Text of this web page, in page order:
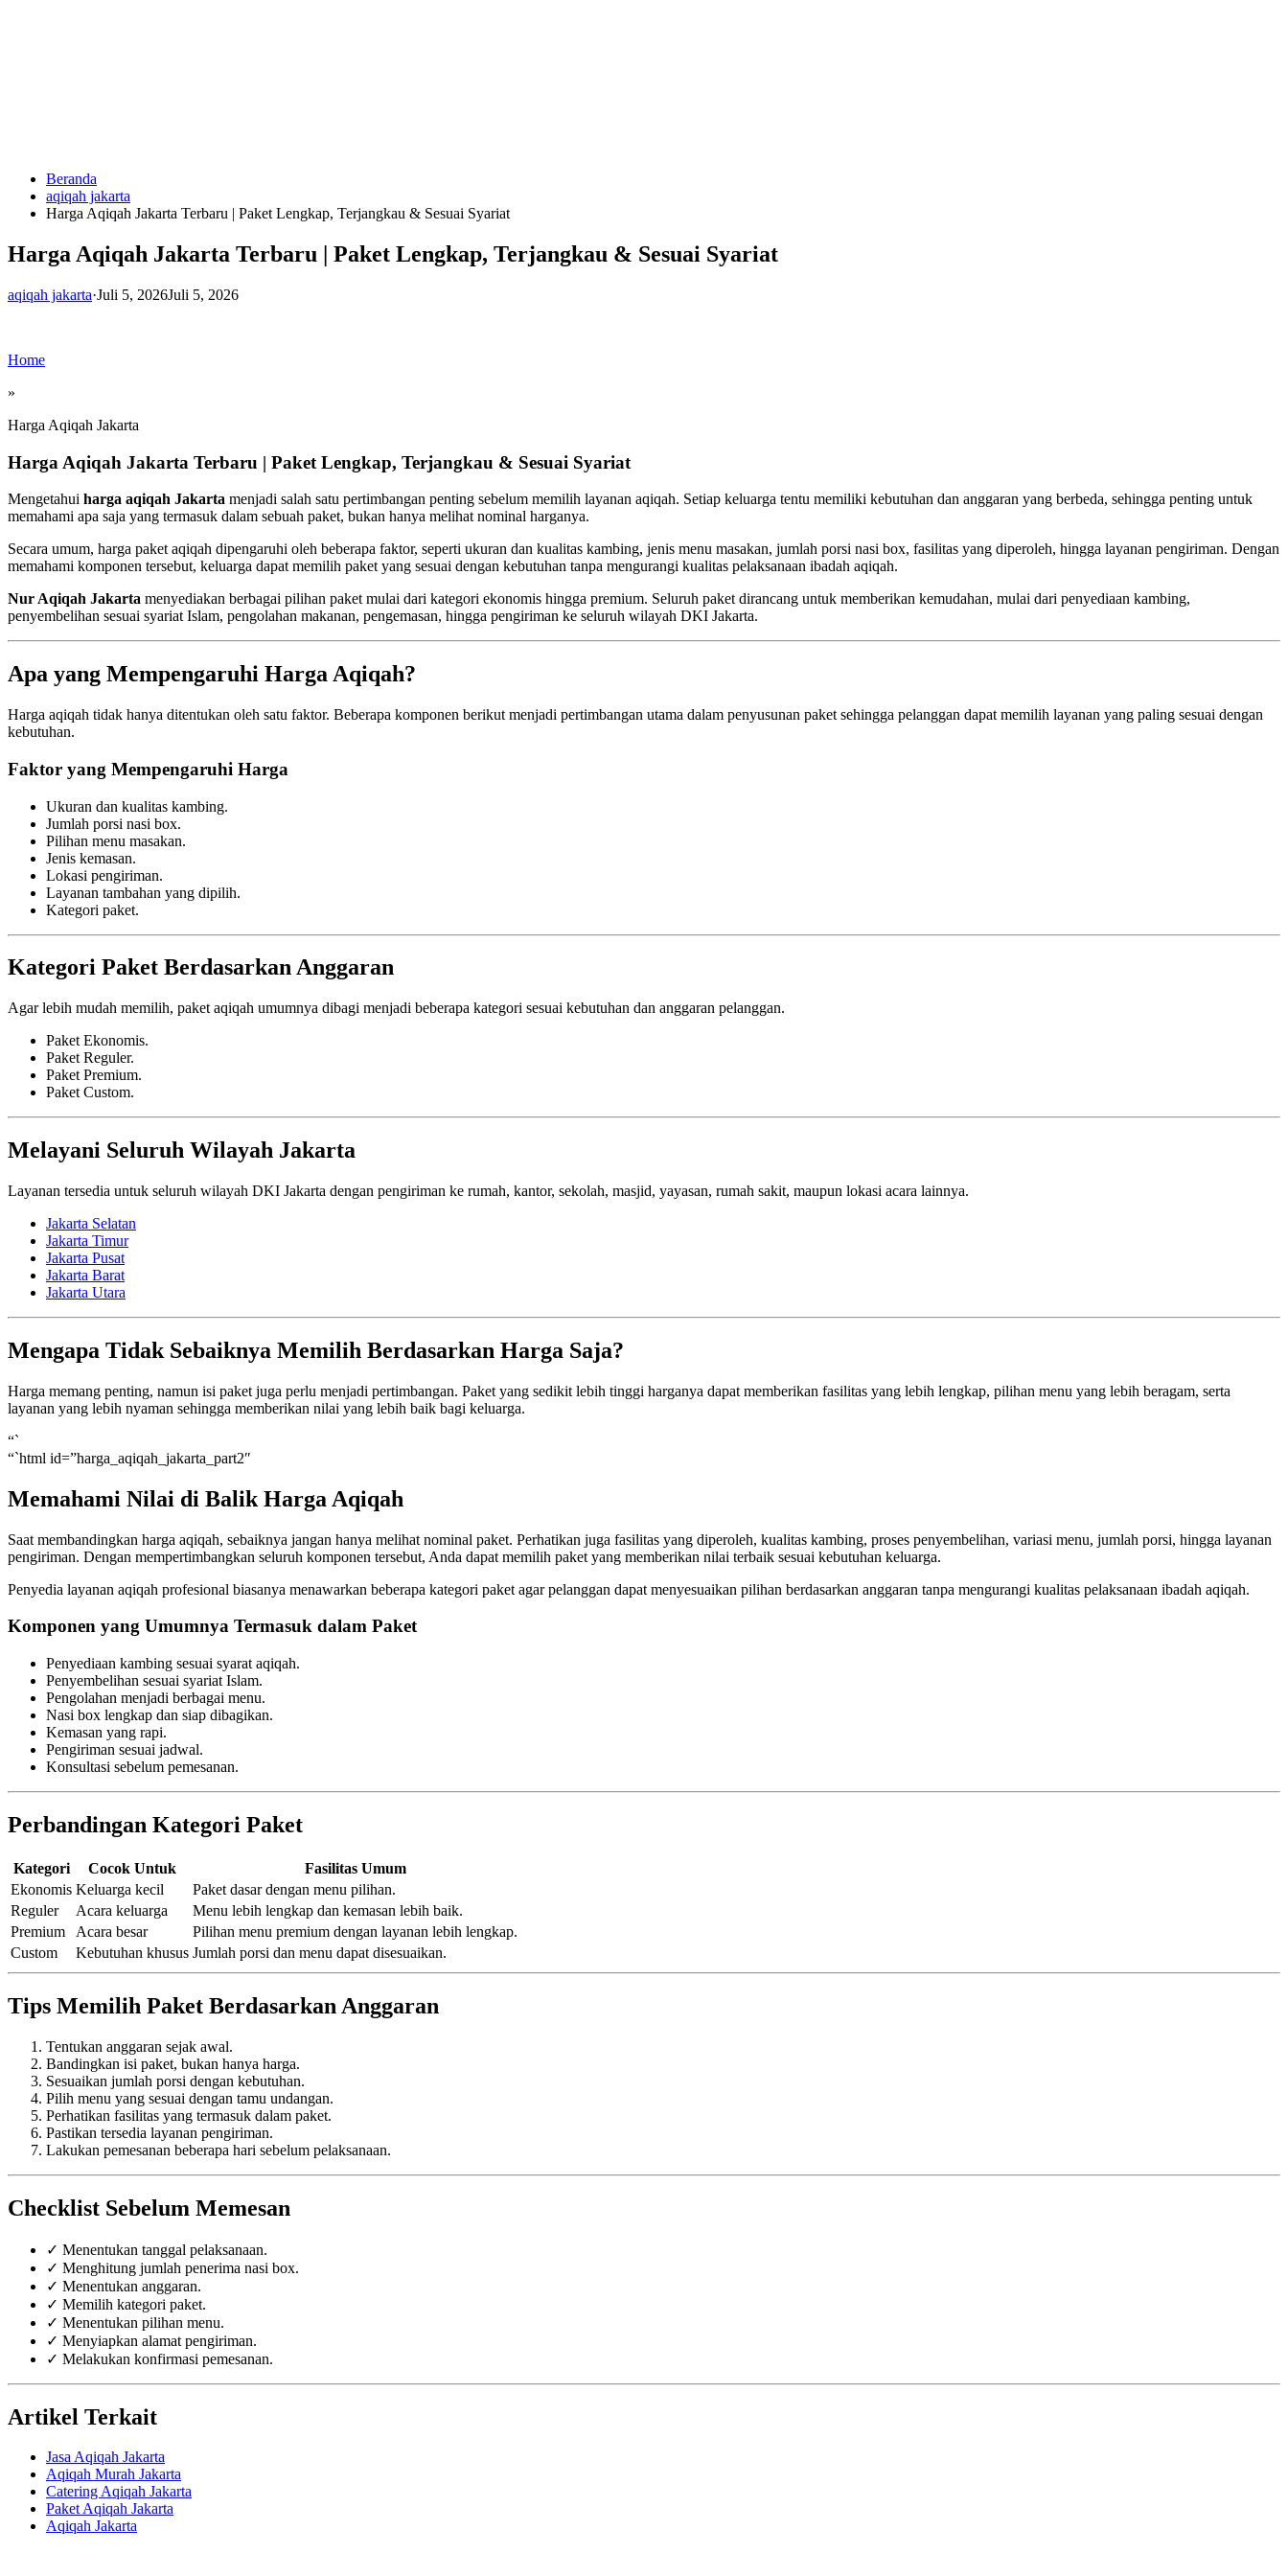
HUBUNGI
KAMI
0823
Beranda
aqiqah jakarta
Harga Aqiqah Jakarta Terbaru | Paket Lengkap, Terjangkau & Sesuai Syariat
Harga Aqiqah Jakarta Terbaru | Paket Lengkap, Terjangkau & Sesuai Syariat
aqiqah jakarta·Juli 5, 2026Juli 5, 2026
Home
»
Harga Aqiqah Jakarta
Harga Aqiqah Jakarta Terbaru | Paket Lengkap, Terjangkau & Sesuai Syariat
Mengetahui harga aqiqah Jakarta menjadi salah satu pertimbangan penting sebelum memilih layanan aqiqah. Setiap keluarga tentu memiliki kebutuhan dan anggaran yang berbeda, sehingga penting untuk
memahami apa saja yang termasuk dalam sebuah paket, bukan hanya melihat nominal harganya.
Secara umum, harga paket aqiqah dipengaruhi oleh beberapa faktor, seperti ukuran dan kualitas kambing, jenis menu masakan, jumlah porsi nasi box, fasilitas yang diperoleh, hingga layanan pengiriman. Dengan
memahami komponen tersebut, keluarga dapat memilih paket yang sesuai dengan kebutuhan tanpa mengurangi kualitas pelaksanaan ibadah aqiqah.
Nur Aqiqah Jakarta menyediakan berbagai pilihan paket mulai dari kategori ekonomis hingga premium. Seluruh paket dirancang untuk memberikan kemudahan, mulai dari penyediaan kambing,
penyembelihan sesuai syariat Islam, pengolahan makanan, pengemasan, hingga pengiriman ke seluruh wilayah DKI Jakarta.
Apa yang Mempengaruhi Harga Aqiqah?
Harga aqiqah tidak hanya ditentukan oleh satu faktor. Beberapa komponen berikut menjadi pertimbangan utama dalam penyusunan paket sehingga pelanggan dapat memilih layanan yang paling sesuai dengan
kebutuhan.
Faktor yang Mempengaruhi Harga
Ukuran dan kualitas kambing.
Jumlah porsi nasi box.
Pilihan menu masakan.
Jenis kemasan.
Lokasi pengiriman.
Layanan tambahan yang dipilih.
Kategori paket.
Kategori Paket Berdasarkan Anggaran
Agar lebih mudah memilih, paket aqiqah umumnya dibagi menjadi beberapa kategori sesuai kebutuhan dan anggaran pelanggan.
Paket Ekonomis.
Paket Reguler.
Paket Premium.
Paket Custom.
Melayani Seluruh Wilayah Jakarta
Layanan tersedia untuk seluruh wilayah DKI Jakarta dengan pengiriman ke rumah, kantor, sekolah, masjid, yayasan, rumah sakit, maupun lokasi acara lainnya.
Jakarta Selatan
Jakarta Timur
Jakarta Pusat
Jakarta Barat
Jakarta Utara
Mengapa Tidak Sebaiknya Memilih Berdasarkan Harga Saja?
Harga memang penting, namun isi paket juga perlu menjadi pertimbangan. Paket yang sedikit lebih tinggi harganya dapat memberikan fasilitas yang lebih lengkap, pilihan menu yang lebih beragam, serta
layanan yang lebih nyaman sehingga memberikan nilai yang lebih baik bagi keluarga.
“`
“`html id=”harga_aqiqah_jakarta_part2″
Memahami Nilai di Balik Harga Aqiqah
Saat membandingkan harga aqiqah, sebaiknya jangan hanya melihat nominal paket. Perhatikan juga fasilitas yang diperoleh, kualitas kambing, proses penyembelihan, variasi menu, jumlah porsi, hingga layanan
pengiriman. Dengan mempertimbangkan seluruh komponen tersebut, Anda dapat memilih paket yang memberikan nilai terbaik sesuai kebutuhan keluarga.
Penyedia layanan aqiqah profesional biasanya menawarkan beberapa kategori paket agar pelanggan dapat menyesuaikan pilihan berdasarkan anggaran tanpa mengurangi kualitas pelaksanaan ibadah aqiqah.
Komponen yang Umumnya Termasuk dalam Paket
Penyediaan kambing sesuai syarat aqiqah.
Penyembelihan sesuai syariat Islam.
Pengolahan menjadi berbagai menu.
Nasi box lengkap dan siap dibagikan.
Kemasan yang rapi.
Pengiriman sesuai jadwal.
Konsultasi sebelum pemesanan.
Perbandingan Kategori Paket
Kategori Cocok Untuk
Fasilitas Umum
Ekonomis Keluarga kecil
Paket dasar dengan menu pilihan.
Reguler
Acara keluarga
Menu lebih lengkap dan kemasan lebih baik.
Premium
Acara besar
Pilihan menu premium dengan layanan lebih lengkap.
Custom
Kebutuhan khusus Jumlah porsi dan menu dapat disesuaikan.
Tips Memilih Paket Berdasarkan Anggaran
Tentukan anggaran sejak awal.
Bandingkan isi paket, bukan hanya harga.
Sesuaikan jumlah porsi dengan kebutuhan.
Pilih menu yang sesuai dengan tamu undangan.
Perhatikan fasilitas yang termasuk dalam paket.
Pastikan tersedia layanan pengiriman.
Lakukan pemesanan beberapa hari sebelum pelaksanaan.
Checklist Sebelum Memesan
✓ Menentukan tanggal pelaksanaan.
✓ Menghitung jumlah penerima nasi box.
✓ Menentukan anggaran.
✓ Memilih kategori paket.
✓ Menentukan pilihan menu.
✓ Menyiapkan alamat pengiriman.
✓ Melakukan konfirmasi pemesanan.
Artikel Terkait
Jasa Aqiqah Jakarta
Aqiqah Murah Jakarta
Catering Aqiqah Jakarta
Paket Aqiqah Jakarta
Aqiqah Jakarta